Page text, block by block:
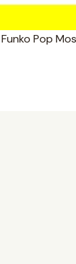
Funko Pop